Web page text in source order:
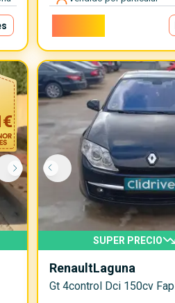
€
SUPER PRECIO
RenaultLaguna
Gt 4control Dci 150cv Fap